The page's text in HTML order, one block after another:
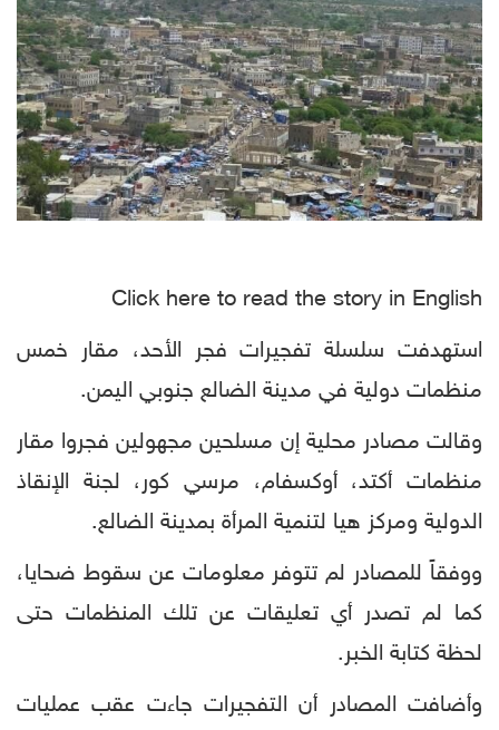
Click here to read the story in English
استهدفت سلسلة تفجيرات فجر الأحد، مقار خمس
منظمات دولية في مدينة الضالع جنوبي اليمن.
وقالت مصادر محلية إن مسلحين مجهولين فجروا مقار
منظمات أكتد، أوكسفام، مرسي كور، لجنة الإنقاذ
الدولية ومركز هيا لتنمية المرأة بمدينة الضالع.
ووفقاً للمصادر لم تتوفر معلومات عن سقوط ضحايا،
كما لم تصدر أي تعليقات عن تلك المنظمات حتى
لحظة كتابة الخبر.
وأضافت المصادر أن التفجيرات جاءت عقب عمليات